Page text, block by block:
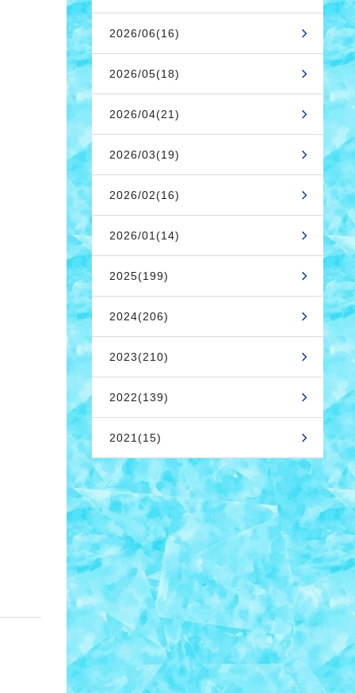
2026/06(16)
2026/05(18)
2026/04(21)
2026/03(19)
2026/02(16)
2026/01(14)
2025(199)
2024(206)
2023(210)
2022(139)
2021(15)